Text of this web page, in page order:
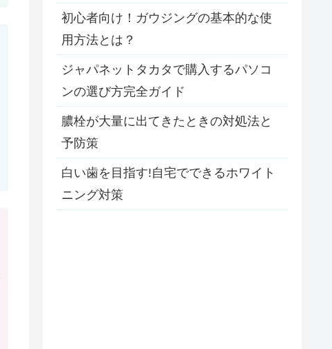
初心者向け！ガウジングの基本的な使
用方法とは？
ジャパネットタカタで購入するパソコ
ンの選び方完全ガイド
膿栓が大量に出てきたときの対処法と
予防策
白い歯を目指す!自宅でできるホワイト
ニング対策